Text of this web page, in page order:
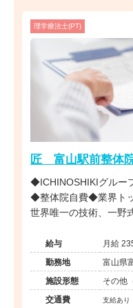
理学療法士(PT)
匠 富山駅前整体
◆ICHINOSHIKIグルー
◆整体院自費◆業界ト
世界唯一の技術、一野
制度あり◆独立開業支
成長企業でプロフェッ
給与
勤務地
富山県
施設形態
その他
交通費
支給あり